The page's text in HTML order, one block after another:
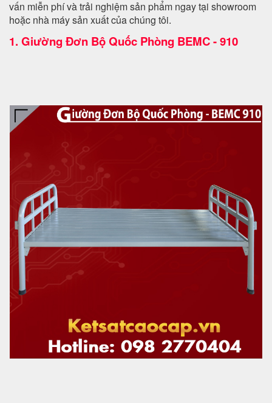
vấn miễn phí và trải nghiệm sản phẩm ngay tại showroom
hoặc nhà máy sản xuất của chúng tôi.
1. Giường Đơn Bộ Quốc Phòng BEMC - 910